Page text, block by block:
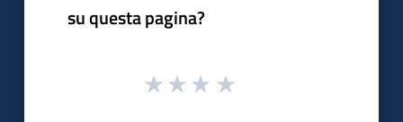
su questa pagina?